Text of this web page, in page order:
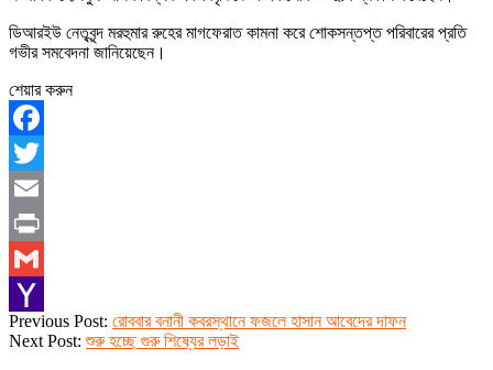
ডিআরইউ নেতৃবৃন্দ মরহুমার রুহের মাগফেরাত কামনা করে শোকসন্তপ্ত পরিবারের প্রতি
গভীর সমবেদনা জানিয়েছেন।
শেয়ার করুন
Facebook
Twitter
Email
Print
Gmail
Yahoo
2019-
12-
Previous Post: রোববার বনানী কবরস্থানে ফজলে হাসান আবেদের দাফন
Next Post:শুরু হচ্ছে গুরু শিষ্যের লড়াই